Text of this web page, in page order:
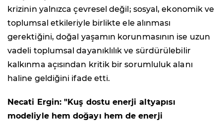
krizinin yalnızca çevresel değil; sosyal, ekonomik ve
toplumsal etkileriyle birlikte ele alınması
gerektiğini, doğal yaşamın korunmasının ise uzun
vadeli toplumsal dayanıklılık ve sürdürülebilir
kalkınma açısından kritik bir sorumluluk alanı
haline geldiğini ifade etti.
Necati Ergin: "Kuş dostu enerji altyapısı
modeliyle hem doğayı hem de enerji